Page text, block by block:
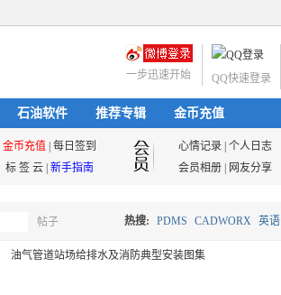
QQ快速登录
一步迅速开始
石油软件 推荐专辑 金币充值
金币充值 每日签到 心情记录 个人日志
标 签 云 新手指南 会员相册 网友分享
帖子
搜
热搜: PDMS CADWORX 英语
油气储运
油气管道站场给排水及消防典型安装图集